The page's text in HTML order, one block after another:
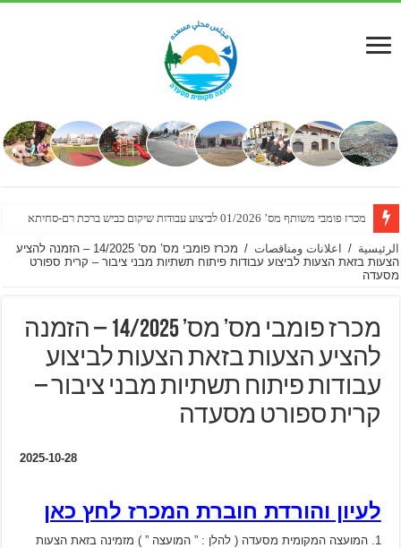
מכרז פומבי משותף מס’ 01/2026 לביצוע עבודות שיקום כביש ברכת רם-סחיתא
الرئيسية / اعلانات ومناقصات /
מכרז פומבי מס’ מס’ 14/2025 – הזמנה להציע
הצעות בזאת הצעות לביצוע עבודות פיתוח תשתיות מבני ציבור – קרית ספורט
מסעדה
מכרז פומבי מס’ מס’ 14/2025 – הזמנה
להציע הצעות בזאת הצעות לביצוע
עבודות פיתוח תשתיות מבני ציבור –
קרית ספורט מסעדה
2025-10-28
לעיון והורדת חוברת המכרז לחץ כאן
המועצה המקומית מסעדה ( להלן : ” המועצה ” ) מזמינה בזאת הצעות